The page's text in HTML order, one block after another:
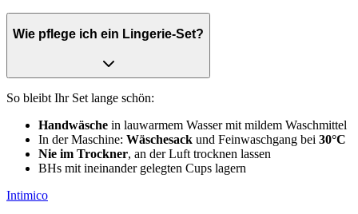
Wie pflege ich ein Lingerie-Set?
So bleibt Ihr Set lange schön:
Handwäsche in lauwarmem Wasser mit mildem Waschmittel
In der Maschine: Wäschesack und Feinwaschgang bei 30°C
Nie im Trockner, an der Luft trocknen lassen
BHs mit ineinander gelegten Cups lagern
Intimico